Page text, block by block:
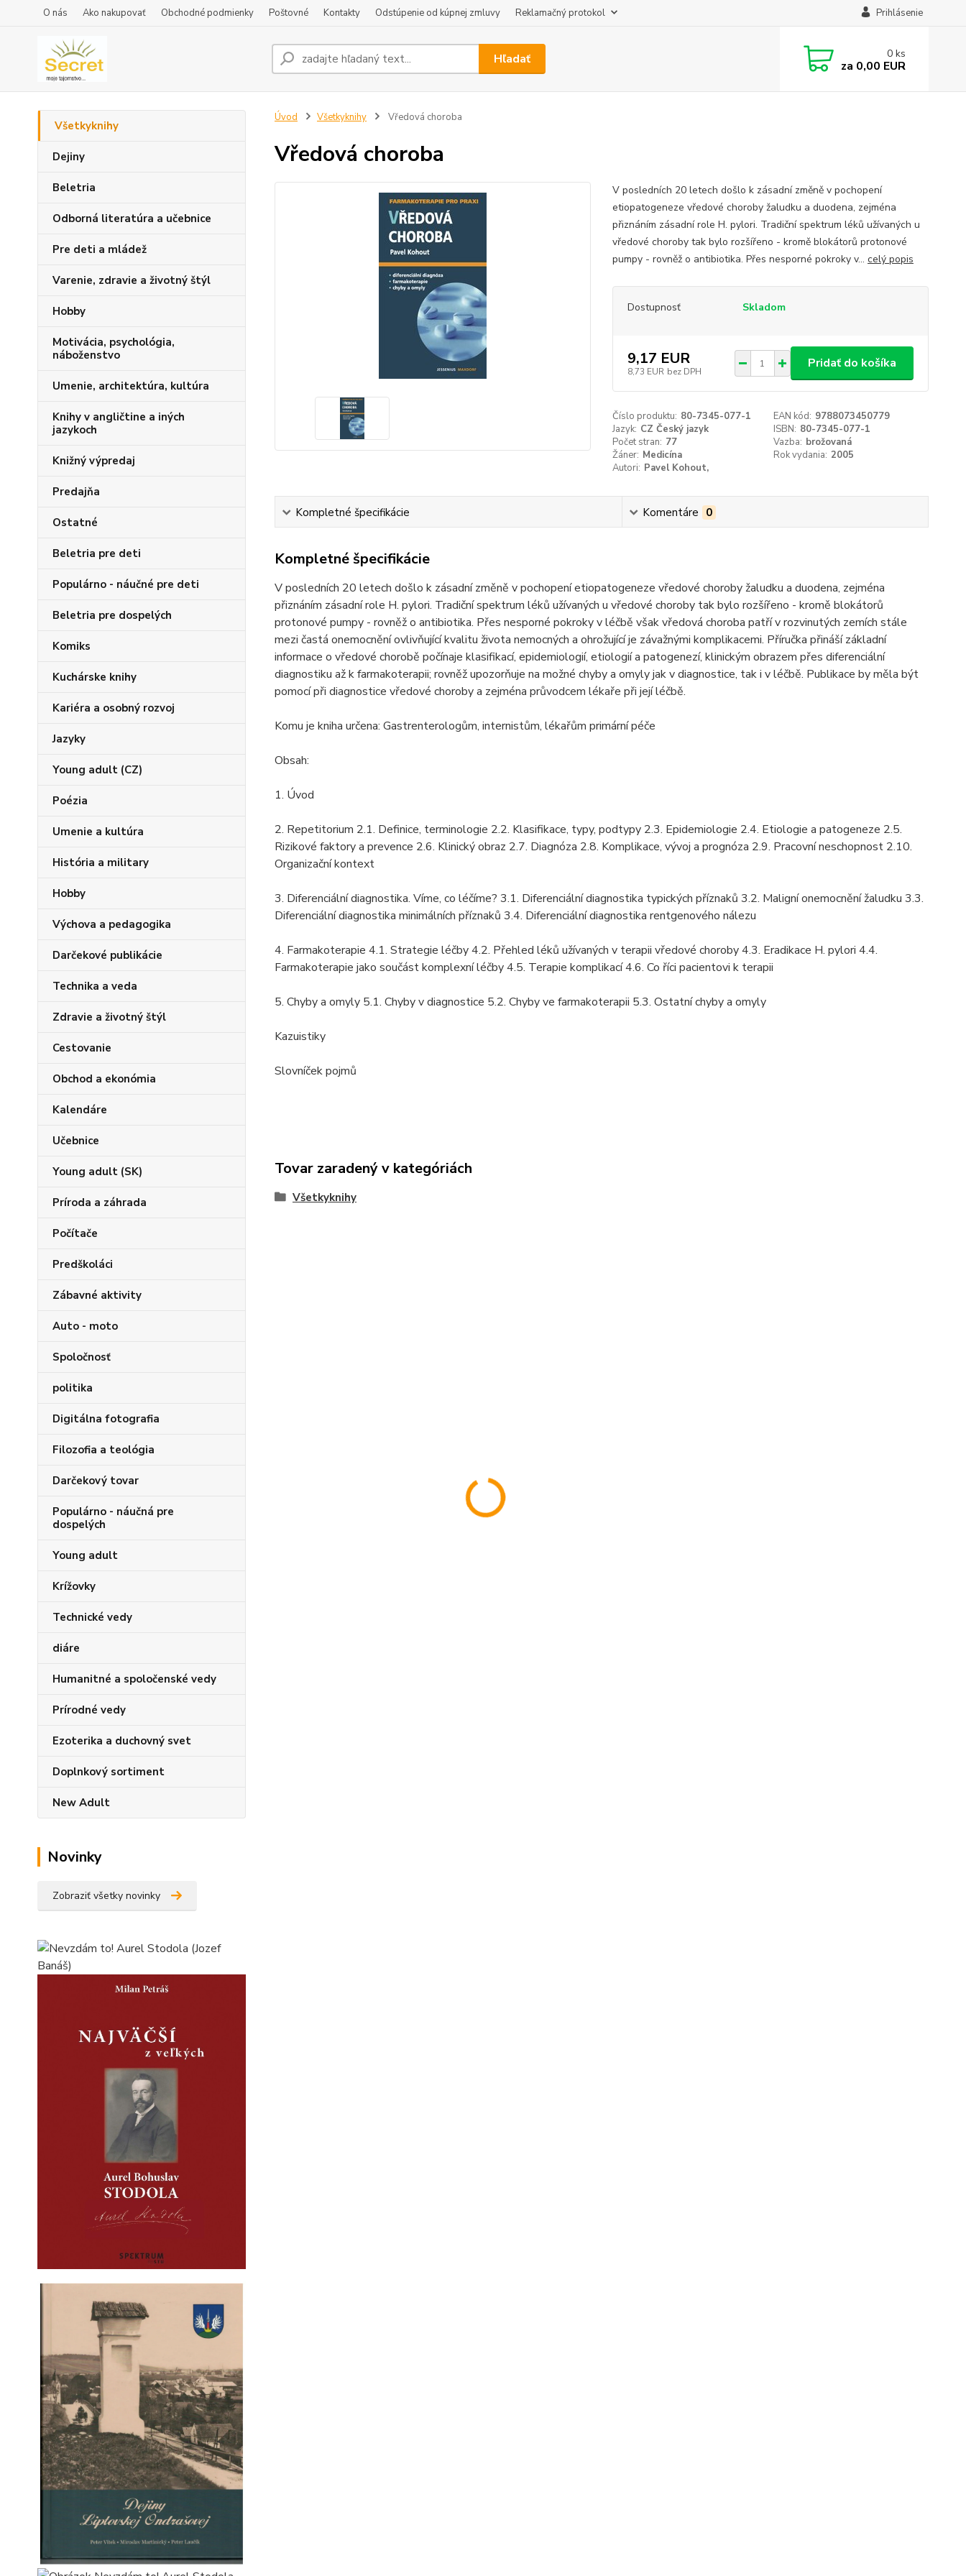
O nás Ako nakupovať Obchodné podmienky Poštovné Kontakty Odstúpenie od kúpnej zmluvy Reklamačný protokol Prihlásenie
Hľadať 0 ks
za 0,00 EUR
Všetkyknihy
Dejiny
Beletria
Odborná literatúra a učebnice
Pre deti a mládež
Varenie, zdravie a životný štýl
Hobby
Motivácia, psychológia,
náboženstvo
Umenie, architektúra, kultúra
Knihy v angličtine a iných
jazykoch
Knižný výpredaj
Predajňa
Ostatné
Beletria pre deti
Populárno - náučné pre deti
Beletria pre dospelých
Komiks
Kuchárske knihy
Kariéra a osobný rozvoj
Jazyky
Young adult (CZ)
Poézia
Umenie a kultúra
História a military
Hobby
Výchova a pedagogika
Darčekové publikácie
Technika a veda
Zdravie a životný štýl
Cestovanie
Obchod a ekonómia
Kalendáre
Učebnice
Young adult (SK)
Príroda a záhrada
Počítače
Predškoláci
Zábavné aktivity
Auto - moto
Spoločnosť
politika
Digitálna fotografia
Filozofia a teológia
Darčekový tovar
Populárno - náučná pre
dospelých
Young adult
Krížovky
Technické vedy
diáre
Humanitné a spoločenské vedy
Prírodné vedy
Ezoterika a duchovný svet
Doplnkový sortiment
New Adult
Novinky
Zobraziť všetky novinky
Úvod Všetkyknihy Vředová choroba
Vředová choroba
V posledních 20 letech došlo k zásadní změně v pochopení
etiopatogeneze vředové choroby žaludku a duodena, zejména
přiznáním zásadní role H. pylori. Tradiční spektrum léků užívaných u
vředové choroby tak bylo rozšířeno - kromě blokátorů protonové
pumpy - rovněž o antibiotika. Přes nesporné pokroky v... celý popis
Dostupnosť Skladom
9,17 EUR
8,73 EUR bez DPH
Pridať do košíka
Číslo produktu: 80-7345-077-1 EAN kód: 9788073450779
Jazyk: CZ Český jazyk ISBN: 80-7345-077-1
Počet stran: 77 Vazba: brožovaná
Žáner: Medicína Rok vydania: 2005
Autori: Pavel Kohout,
Kompletné špecifikácie Komentáre 0
Kompletné špecifikácie
V posledních 20 letech došlo k zásadní změně v pochopení etiopatogeneze vředové choroby žaludku a duodena, zejména
přiznáním zásadní role H. pylori. Tradiční spektrum léků užívaných u vředové choroby tak bylo rozšířeno - kromě blokátorů
protonové pumpy - rovněž o antibiotika. Přes nesporné pokroky v léčbě však vředová choroba patří v rozvinutých zemích stále
mezi častá onemocnění ovlivňující kvalitu života nemocných a ohrožující je závažnými komplikacemi. Příručka přináší základní
informace o vředové chorobě počínaje klasifikací, epidemiologií, etiologií a patogenezí, klinickým obrazem přes diferenciální
diagnostiku až k farmakoterapii; rovněž upozorňuje na možné chyby a omyly jak v diagnostice, tak i v léčbě. Publikace by měla být
pomocí při diagnostice vředové choroby a zejména průvodcem lékaře při její léčbě.
Komu je kniha určena: Gastrenterologům, internistům, lékařům primární péče
Obsah:
1. Úvod
2. Repetitorium 2.1. Definice, terminologie 2.2. Klasifikace, typy, podtypy 2.3. Epidemiologie 2.4. Etiologie a patogeneze 2.5.
Rizikové faktory a prevence 2.6. Klinický obraz 2.7. Diagnóza 2.8. Komplikace, vývoj a prognóza 2.9. Pracovní neschopnost 2.10.
Organizační kontext
3. Diferenciální diagnostika. Víme, co léčíme? 3.1. Diferenciální diagnostika typických příznaků 3.2. Maligní onemocnění žaludku 3.3.
Diferenciální diagnostika minimálních příznaků 3.4. Diferenciální diagnostika rentgenového nálezu
4. Farmakoterapie 4.1. Strategie léčby 4.2. Přehled léků užívaných v terapii vředové choroby 4.3. Eradikace H. pylori 4.4.
Farmakoterapie jako součást komplexní léčby 4.5. Terapie komplikací 4.6. Co říci pacientovi k terapii
5. Chyby a omyly 5.1. Chyby v diagnostice 5.2. Chyby ve farmakoterapii 5.3. Ostatní chyby a omyly
Kazuistiky
Slovníček pojmů
Tovar zaradený v kategóriách
Všetkyknihy